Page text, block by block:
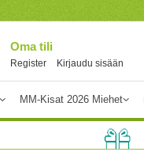
Oma tili
Register Kirjaudu sisään
MM-Kisat 2026 Miehet